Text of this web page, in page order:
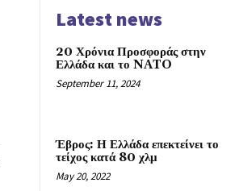
Latest news
20 Χρόνια Προσφοράς στην
Ελλάδα και το NATO
September 11, 2024
Έβρος: Η Ελλάδα επεκτείνει το
τείχος κατά 80 χλμ
May 20, 2022